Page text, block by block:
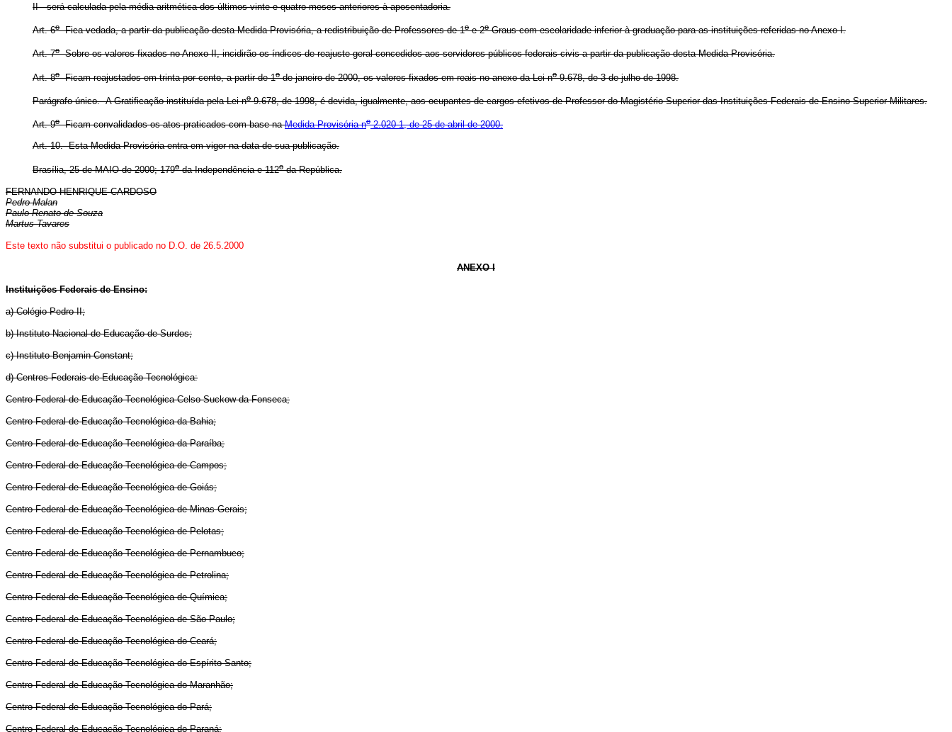
II - será calculada pela média aritmética dos últimos vinte e quatro meses anteriores à aposentadoria.
Art. 6oFica vedada, a partir da publicação desta Medida Provisória, a redistribuição de Professores de 1oe 2oGraus com escolaridade inferior à graduação para as instituições referidas no Anexo I.
Art. 7oSobre os valores fixados no Anexo II, incidirão os índices de reajuste geral concedidos aos servidores públicos federais civis a partir da publicação desta Medida Provisória.
Art. 8oFicam reajustados em trinta por cento, a partir de 1ode janeiro de 2000, os valores fixados em reais no anexo da Lei no9.678, de 3 de julho de 1998.
Parágrafo único. A Gratificação instituída pela Lei no9.678, de 1998, é devida, igualmente, aos ocupantes de cargos efetivos de Professor do Magistério Superior das Instituições Federais de Ensino Superior Militares.
Art. 9oFicam convalidados os atos praticados com base naMedida Provisória no2.020-1, de 25 de abril de 2000.
Art. 10. Esta Medida Provisória entra em vigor na data de sua publicação.
Brasília, 25 de MAIO de 2000; 179oda Independência e 112oda República.
FERNANDO HENRIQUE CARDOSO
Pedro Malan
Paulo Renato de Souza
Martus Tavares
Este texto não substitui o publicado no D.O. de 26.5.2000
ANEXO I
Instituições Federais de Ensino:
a) Colégio Pedro II;
b) Instituto Nacional de Educação de Surdos;
c) Instituto Benjamin Constant;
d) Centros Federais de Educação Tecnológica:
Centro Federal de Educação Tecnológica Celso Suckow da Fonseca;
Centro Federal de Educação Tecnológica da Bahia;
Centro Federal de Educação Tecnológica da Paraíba;
Centro Federal de Educação Tecnológica de Campos;
Centro Federal de Educação Tecnológica de Goiás;
Centro Federal de Educação Tecnológica de Minas Gerais;
Centro Federal de Educação Tecnológica de Pelotas;
Centro Federal de Educação Tecnológica de Pernambuco;
Centro Federal de Educação Tecnológica de Petrolina;
Centro Federal de Educação Tecnológica de Química;
Centro Federal de Educação Tecnológica de São Paulo;
Centro Federal de Educação Tecnológica do Ceará;
Centro Federal de Educação Tecnológica do Espírito Santo;
Centro Federal de Educação Tecnológica do Maranhão;
Centro Federal de Educação Tecnológica do Pará;
Centro Federal de Educação Tecnológica do Paraná;